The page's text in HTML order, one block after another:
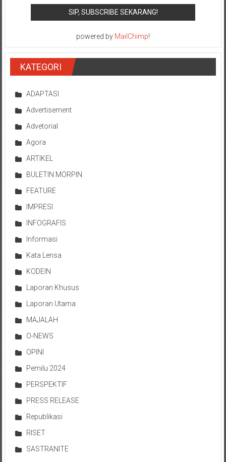
powered by MailChimp!
KATEGORI
ADAPTASI
Advertisement
Advetorial
Agora
ARTIKEL
BULETIN MORPIN
FEATURE
IMPRESI
INFOGRAFIS
Informasi
Kata Lensa
KODEIN
Laporan Khusus
Laporan Utama
MAJALAH
O-NEWS
OPINI
Pemilu 2024
PERSPEKTIF
PRESS RELEASE
Republikasi
RISET
SASTRANITE